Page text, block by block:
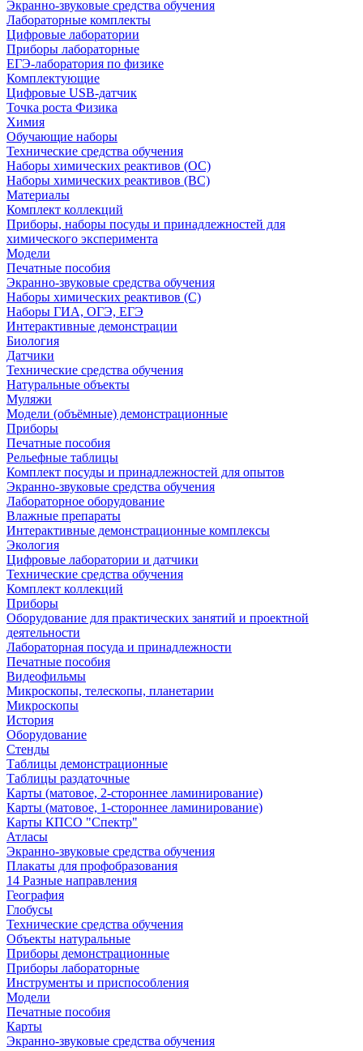
Экранно-звуковые средства обучения
Лабораторные комплекты
Цифровые лаборатории
Приборы лабораторные
ЕГЭ-лаборатория по физике
Комплектующие
Цифровые USB-датчик
Точка роста Физика
Химия
Обучающие наборы
Технические средства обучения
Наборы химических реактивов (ОС)
Наборы химических реактивов (ВС)
Материалы
Комплект коллекций
Приборы, наборы посуды и принадлежностей для
химического эксперимента
Модели
Печатные пособия
Экранно-звуковые средства обучения
Наборы химических реактивов (С)
Наборы ГИА, ОГЭ, ЕГЭ
Интерактивные демонстрации
Биология
Датчики
Технические средства обучения
Натуральные объекты
Муляжи
Модели (объёмные) демонстрационные
Приборы
Печатные пособия
Рельефные таблицы
Комплект посуды и принадлежностей для опытов
Экранно-звуковые средства обучения
Лабораторное оборудование
Влажные препараты
Интерактивные демонстрационные комплексы
Экология
Цифровые лаборатории и датчики
Технические средства обучения
Комплект коллекций
Приборы
Оборудование для практических занятий и проектной
деятельности
Лабораторная посуда и принадлежности
Печатные пособия
Видеофильмы
Микроскопы, телескопы, планетарии
Микроскопы
История
Оборудование
Стенды
Таблицы демонстрационные
Таблицы раздаточные
Карты (матовое, 2-стороннее ламинирование)
Карты (матовое, 1-стороннее ламинирование)
Карты КПСО "Спектр"
Атласы
Экранно-звуковые средства обучения
Плакаты для профобразования
14 Разные направления
География
Глобусы
Технические средства обучения
Объекты натуральные
Приборы демонстрационные
Приборы лабораторные
Инструменты и приспособления
Модели
Печатные пособия
Карты
Экранно-звуковые средства обучения